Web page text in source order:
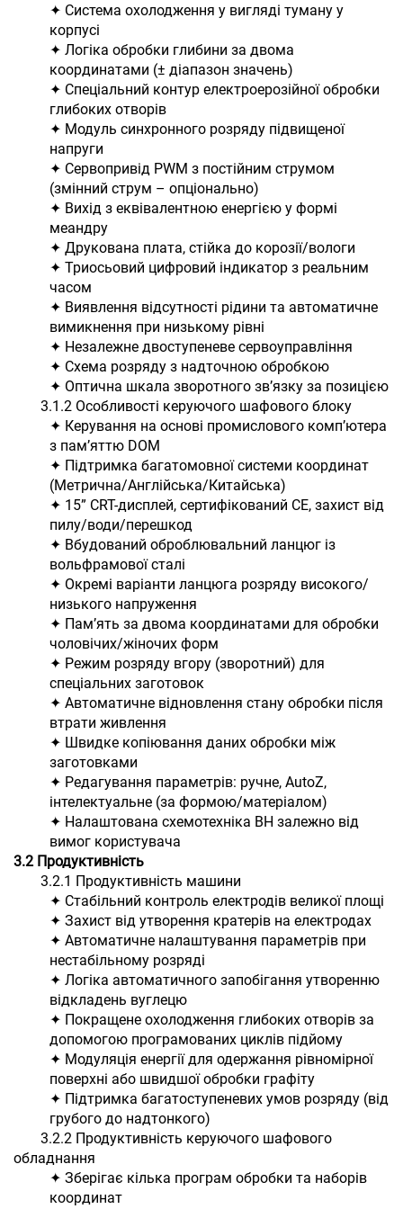
✦ Система охолодження у вигляді туману у
корпусі
✦ Логіка обробки глибини за двома
координатами (± діапазон значень)
✦ Спеціальний контур електроерозійної обробки
глибоких отворів
✦ Модуль синхронного розряду підвищеної
напруги
✦ Сервопривід PWM з постійним струмом
(змінний струм – опціонально)
✦ Вихід з еквівалентною енергією у формі
меандру
✦ Друкована плата, стійка до корозії/вологи
✦ Триосьовий цифровий індикатор з реальним
часом
✦ Виявлення відсутності рідини та автоматичне
вимикнення при низькому рівні
✦ Незалежне двоступеневе сервоуправління
✦ Схема розряду з надточною обробкою
✦ Оптична шкала зворотного зв’язку за позицією
3.1.2 Особливості керуючого шафового блоку
✦ Керування на основі промислового комп’ютера
з пам’яттю DOM
✦ Підтримка багатомовної системи координат
(Метрична/Англійська/Китайська)
✦ 15” CRT-дисплей, сертифікований CE, захист від
пилу/води/перешкод
✦ Вбудований оброблювальний ланцюг із
вольфрамової сталі
✦ Окремі варіанти ланцюга розряду високого/
низького напруження
✦ Пам’ять за двома координатами для обробки
чоловічих/жіночих форм
✦ Режим розряду вгору (зворотний) для
спеціальних заготовок
✦ Автоматичне відновлення стану обробки після
втрати живлення
✦ Швидке копіювання даних обробки між
заготовками
✦ Редагування параметрів: ручне, AutoZ,
інтелектуальне (за формою/матеріалом)
✦ Налаштована схемотехніка ВН залежно від
вимог користувача
3.2 Продуктивність
3.2.1 Продуктивність машини
✦ Стабільний контроль електродів великої площі
✦ Захист від утворення кратерів на електродах
✦ Автоматичне налаштування параметрів при
нестабільному розряді
✦ Логіка автоматичного запобігання утворенню
відкладень вуглецю
✦ Покращене охолодження глибоких отворів за
допомогою програмованих циклів підйому
✦ Модуляція енергії для одержання рівномірної
поверхні або швидшої обробки графіту
✦ Підтримка багатоступеневих умов розряду (від
грубого до надтонкого)
3.2.2 Продуктивність керуючого шафового
обладнання
✦ Зберігає кілька програм обробки та наборів
координат